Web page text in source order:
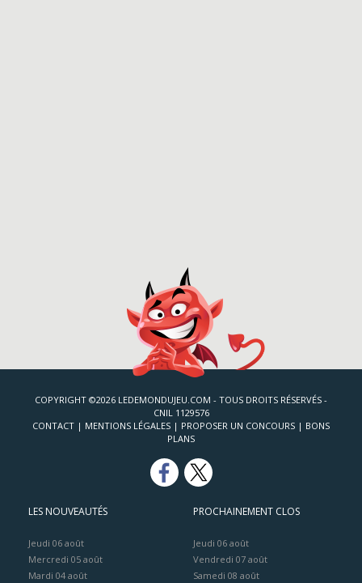
COPYRIGHT ©2026 LEDEMONDUJEU.COM - TOUS DROITS RÉSERVÉS -
CNIL 1129576
CONTACT | MENTIONS LÉGALES | PROPOSER UN CONCOURS | BONS
PLANS
LES NOUVEAUTÉS
Jeudi 06 août
Mercredi 05 août
Mardi 04 août
PROCHAINEMENT CLOS
Jeudi 06 août
Vendredi 07 août
Samedi 08 août